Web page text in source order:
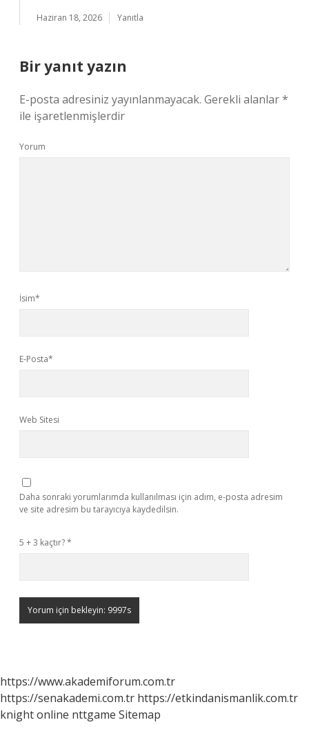
Haziran 18, 2026 Yanıtla
Bir yanıt yazın
E-posta adresiniz yayınlanmayacak. Gerekli alanlar*
ile işaretlenmişlerdir
Yorum
İsim*
E-Posta*
Web Sitesi
Daha sonraki yorumlarımda kullanılması için adım, e-posta adresim
ve site adresim bu tarayıcıya kaydedilsin.
5 + 3 kaçtır?*
https://www.akademiforum.com.tr
https://senakademi.com.tr https://etkindanismanlik.com.tr
knight online nttgame Sitemap